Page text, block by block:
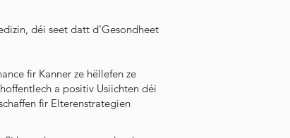
déi seet datt d'Gesondheet
fir Kanner ze hëllefen ze
a positiv Usiichten déi
fir Elterenstrategien